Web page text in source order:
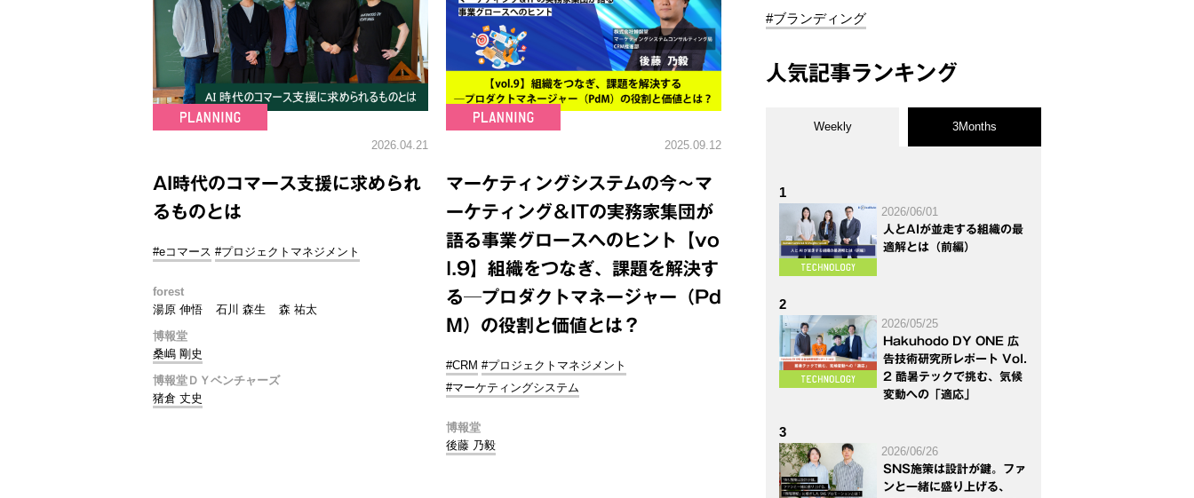
2026.04.21
AI時代のコマース支援に求められ
るものとは
#eコマース #プロジェクトマネジメント
forest
湯原 伸悟
石川 森生
森 祐太
博報堂
桑嶋 剛史
博報堂ＤＹベンチャーズ
猪倉 丈史
2025.09.12
マーケティングシステムの今～マ
ーケティング＆ITの実務家集団が
語る事業グロースへのヒント【vo
l.9】組織をつなぎ、課題を解決す
る─プロダクトマネージャー（Pd
M）の役割と価値とは？
#CRM #プロジェクトマネジメント
#マーケティングシステム
博報堂
後藤 乃毅
#ブランディング
人気記事ランキング
Weekly 3Months
1
2026/06/01
人とAIが並走する組織の最
適解とは（前編）
2
2026/05/25
Hakuhodo DY ONE 広
告技術研究所レポート Vol.
2 酷暑テックで挑む、気候
変動への「適応」
3
2026/06/26
SNS施策は設計が鍵。ファ
ンと一緒に盛り上げる、